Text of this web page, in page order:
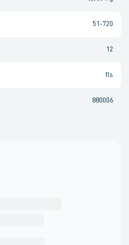
51-720
12
fls
880006